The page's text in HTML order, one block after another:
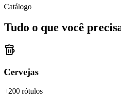
Catálogo
Tudo o que você
Cervejas
+200 rótulos